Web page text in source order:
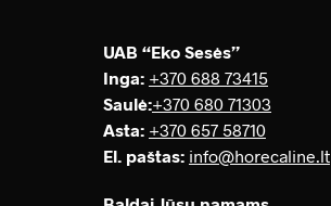
UAB “Eko Sesės”
Inga: +370 688 73415
Saulė:+370 680 71303
Asta: +370 657 58710
El. paštas: info@horecaline.lt